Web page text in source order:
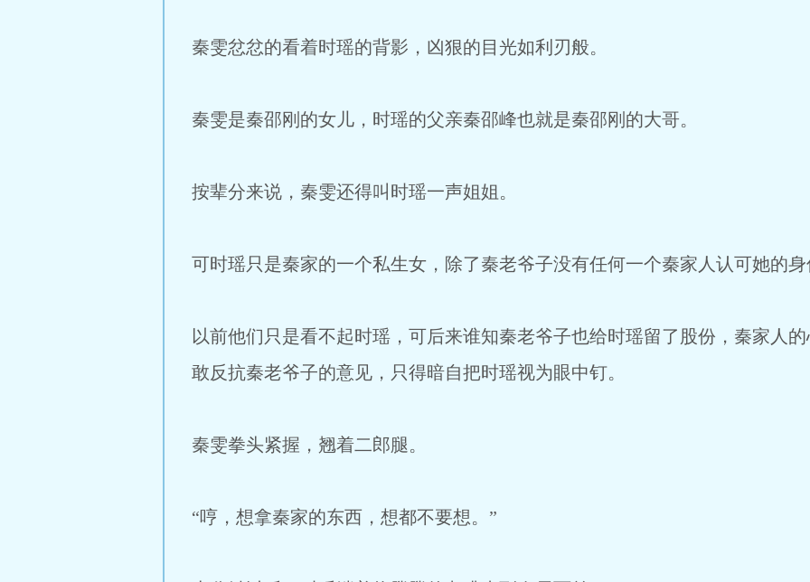
秦雯忿忿的看着时瑶的背影，凶狠的目光如利刃般。
秦雯是秦邵刚的女儿，时瑶的父亲秦邵峰也就是秦邵刚的大哥。
按辈分来说，秦雯还得叫时瑶一声姐姐。
可时瑶只是秦家的一个私生女，除了秦老爷子没有任何一个秦家人认可她的
以前他们只是看不起时瑶，可后来谁知秦老爷子也给时瑶留了股份，秦家人
敢反抗秦老爷子的意见，只得暗自把时瑶视为眼中钉。
秦雯拳头紧握，翘着二郎腿。
“哼，想拿秦家的东西，想都不要想。”